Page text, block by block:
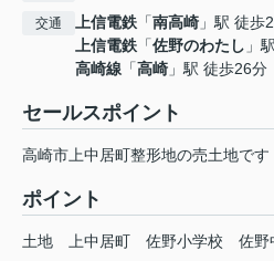
交通 上信電鉄 「南高崎 」駅 徒歩
上信電鉄 「佐野のわたし 」
高崎線 「高崎 」駅 徒歩26分
セールスポイント
高崎市上中居町整形地の売土地です
ポイント
土地 上中居町 佐野小学校 佐野